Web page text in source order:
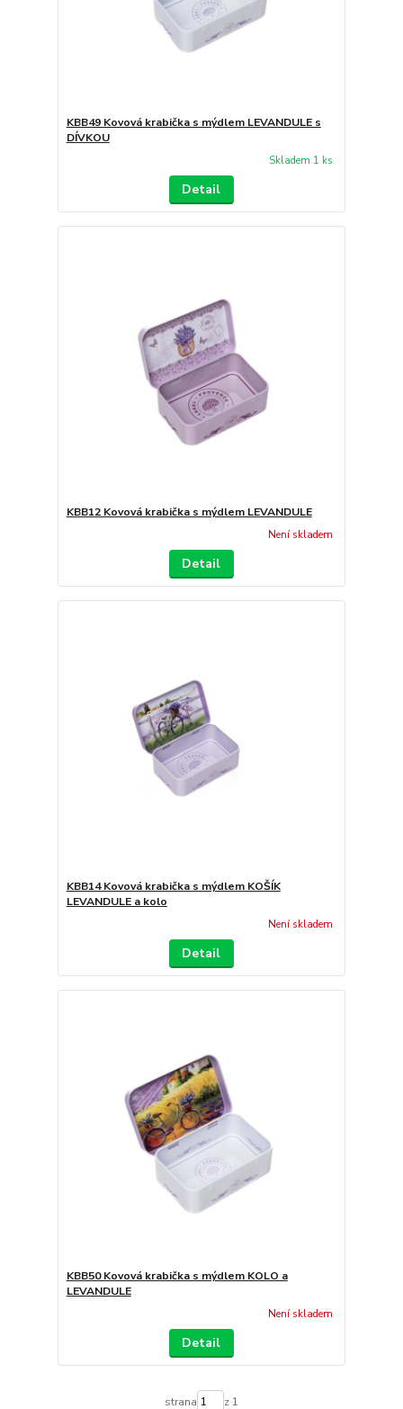
KBB49 Kovová krabička s mýdlem LEVANDULE s
DÍVKOU
Skladem 1 ks
Detail
KBB12 Kovová krabička s mýdlem LEVANDULE
Není skladem
Detail
KBB14 Kovová krabička s mýdlem KOŠÍK
LEVANDULE a kolo
Není skladem
Detail
KBB50 Kovová krabička s mýdlem KOLO a
LEVANDULE
Není skladem
Detail
strana z 1